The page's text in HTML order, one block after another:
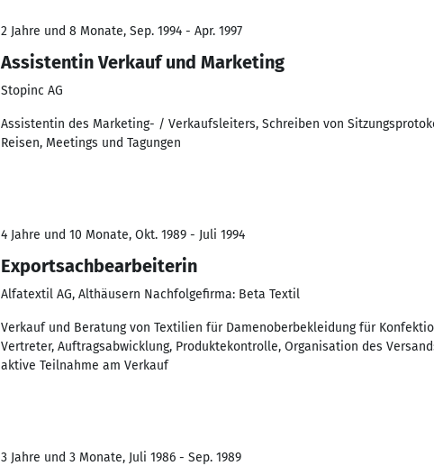
2 Jahre und 8 Monate, Sep. 1994 - Apr. 1997
Assistentin Verkauf und Marketing
Stopinc AG
Assistentin des Marketing- / Verkaufsleiters, Schreiben von
Reisen, Meetings und Tagungen
4 Jahre und 10 Monate, Okt. 1989 - Juli 1994
Exportsachbearbeiterin
Alfatextil AG, Althäusern Nachfolgefirma: Beta Textil
Verkauf und Beratung von Textilien für Damenoberbekleidung für
Vertreter, Auftragsabwicklung, Produktekontrolle, Organisation des
aktive Teilnahme am Verkauf
3 Jahre und 3 Monate, Juli 1986 - Sep. 1989